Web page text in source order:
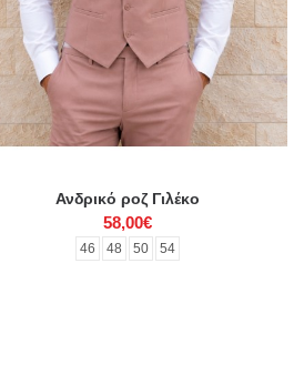
Ανδρικό ροζ Γιλέκο
58,00€
46 48 50 54